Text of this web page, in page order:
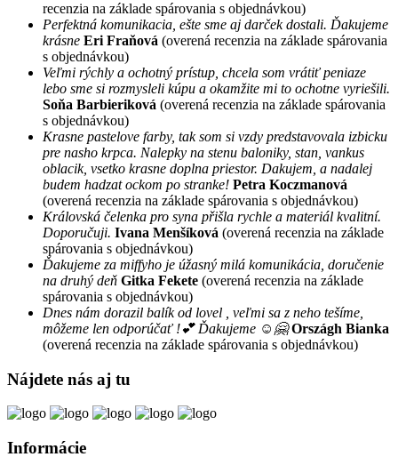
recenzia na základe spárovania s objednávkou)
Perfektná komunikacia, ešte sme aj darček dostali. Ďakujeme
krásne Eri Fraňová (overená recenzia na základe spárovania
s objednávkou)
Veľmi rýchly a ochotný prístup, chcela som vrátiť peniaze
lebo sme si rozmysleli kúpu a okamžite mi to ochotne vyriešili.
Soňa Barbieriková (overená recenzia na základe spárovania
s objednávkou)
Krasne pastelove farby, tak som si vzdy predstavovala izbicku
pre nasho krpca. Nalepky na stenu baloniky, stan, vankus
oblacik, vsetko krasne doplna priestor. Dakujem, a nadalej
budem hadzat ockom po stranke! Petra Koczmanová
(overená recenzia na základe spárovania s objednávkou)
Královská čelenka pro syna přišla rychle a materiál kvalitní.
Doporučuji. Ivana Menšíková (overená recenzia na základe
spárovania s objednávkou)
Ďakujeme za miffyho je úžasný milá komunikácia, doručenie
na druhý deň Gitka Fekete (overená recenzia na základe
spárovania s objednávkou)
Dnes nám dorazil balík od lovel , veľmi sa z neho tešíme,
môžeme len odporúčať !💕 Ďakujeme ☺️🤗 Országh Bianka
(overená recenzia na základe spárovania s objednávkou)
Nájdete nás aj tu
Informácie